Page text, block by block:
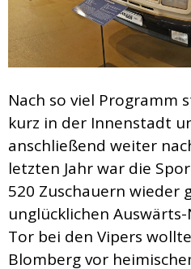
Nach so viel Programm
kurz in der Innenstadt
anschließend weiter
letzten Jahr war die
520 Zuschauern wieder
unglücklichen
Tor bei den Vipers
Blomberg vor